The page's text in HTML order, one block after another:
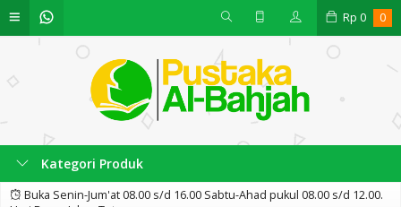
Rp 0 0
Kategori Produk
Buka Senin-Jum'at 08.00 s/d 16.00 Sabtu-Ahad pukul 08.00 s/d 12.00.